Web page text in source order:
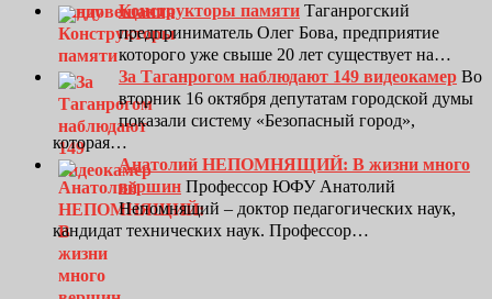
Конструкторы памяти Таганрогский
предприниматель Олег Бова, предприятие
которого уже свыше 20 лет существует на…
За Таганрогом наблюдают 149 видеокамер Во
вторник 16 октября депутатам городской думы
показали систему «Безопасный город»,
которая…
Анатолий НЕПОМНЯЩИЙ: В жизни много
вершин Профессор ЮФУ Анатолий
Непомнящий – доктор педагогических наук,
кандидат технических наук. Профессор…